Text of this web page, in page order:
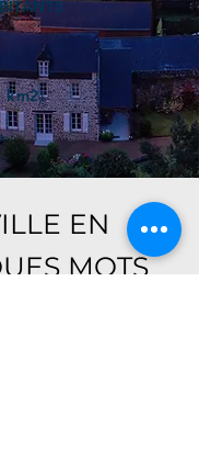
km2)
EN
MOTS